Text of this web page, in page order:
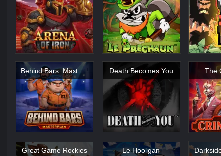
Behind Bars: Masterplan Death Becomes You The
Great Game Rockies Le Hooligan